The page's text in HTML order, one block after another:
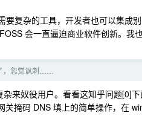
复杂的工具，开发者也可以集成
会一直逼迫商业软件创新。我
，忽觉讽刺……
来奴役用户。看看这知乎问题[0]
掩码 DNS 填上的简单操作，在